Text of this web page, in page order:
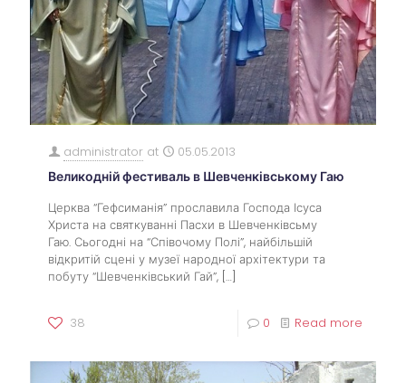
administrator at 05.05.2013
Великодній фестиваль в Шевченківському Гаю
Церква “Гефсиманія” прославила Господа Ісуса
Христа на святкуванні Пасхи в Шевченківсьму
Гаю. Сьогодні на “Співочому Полі”, найбільшій
відкритій сцені у музеї народної архітектури та
побуту “Шевченківський Гай”, […]
38 0 Read more